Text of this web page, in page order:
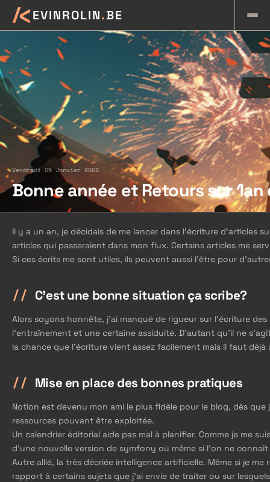
KEVINROLIN.BE
Vendredi 05 Janvier 2024
Bonne année et Retours sur 1an
Il y a un an, je décidais de me lancer dans l’écriture d'articles
articles qui passeraient dans mon flux. Certains articles me
Si ces écrits me sont utiles, ils peuvent aussi l’être pour
C'est une bonne situation ça scribe?
Alors soyons honnête, j’ai manqué de rigueur sur l’écriture
l'entraînement et une certaine assiduité. D’autant qu’il ne
la chance que l’écriture vient assez facilement mais il faut
Mise en place des bonnes pratiques
Notion est devenu mon ami le plus fidèle pour le blog, dès
ressources pouvant être exploitée.
Un calendrier éditorial aide pas mal à planifier. Comme je me
d’une nouvelle version de symfony où même si l’on ne
Autre allié, la très décriée intelligence artificielle. Même si je
rapport à certains sujets que j’ai envie de traiter ou sur